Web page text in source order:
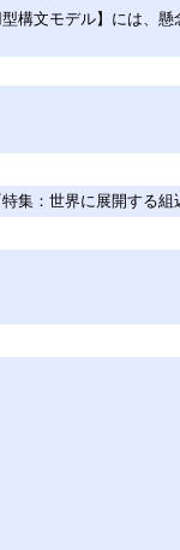
文モデル】には、
集：世界に展開する